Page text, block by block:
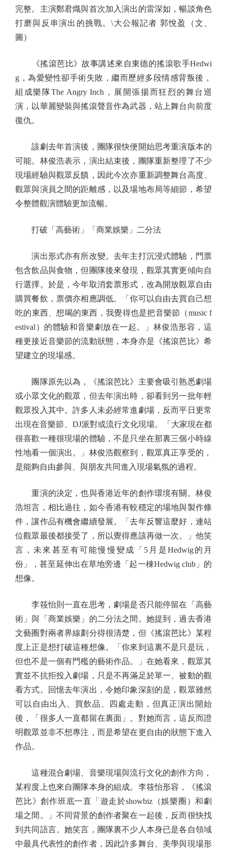
完整。主演鄭君熾與首次加入演出的雷深如，暢談角色
打磨與反串演出的挑戰。\大公報記者 郭悅盈（文、
圖）
《搖滾芭比》故事講述來自東德的搖滾歌手Hedwi
g，為愛變性卻手術失敗，繼而歷經多段情感背叛後，
組成樂隊The Angry Inch，展開張揚而狂烈的舞台巡
演，以華麗變裝與搖滾聲音作為武器，站上舞台向前度
復仇。
該劇去年首演後，團隊很快便開始思考重演版本的
可能。林俊浩表示，演出結束後，團隊重新整理了不少
現場經驗與觀眾反饋，因此今次亦重新調整舞台高度、
觀眾與演員之間的距離感，以及場地布局等細節，希望
令整體觀演體驗更加流暢。
打破「高藝術」「商業娛樂」二分法
演出形式亦有所改變。去年主打沉浸式體驗，門票
包含飲品與食物，但團隊後來發現，觀眾其實更傾向自
行選擇。於是，今年取消套票形式，改為開放觀眾自由
購買餐飲，票價亦相應調低。「你可以自由去買自己想
吃的東西、想喝的東西，我覺得也是把音樂節（music f
estival）的體驗和音樂劇放在一起。」林俊浩形容，這
種更接近音樂節的流動狀態，本身亦是《搖滾芭比》希
望建立的現場感。
團隊原先以為，《搖滾芭比》主要會吸引熟悉劇場
或小眾文化的觀眾，但去年演出時，卻看到另一批年輕
觀眾投入其中。許多人未必經常進劇場，反而平日更常
出現在音樂節、DJ派對或流行文化現場。「大家現在都
很喜歡一種很現場的體驗，不是只坐在那裏三個小時線
性地看一個演出。」林俊浩觀察到，觀眾真正享受的，
是能夠自由參與、與朋友共同進入現場氣氛的過程。
重演的決定，也與香港近年的創作環境有關。林俊
浩坦言，相比過往，如今香港有較穩定的場地與製作條
件，讓作品有機會繼續發展。「去年反響這麼好，連站
位觀眾最後都接受了，所以覺得應該再做一次。」他笑
言，未來甚至有可能慢慢變成「5月是Hedwig的月
份」，甚至延伸出在草地旁邊「起一棟Hedwig club」的
想像。
李筱怡則一直在思考，劇場是否只能停留在「高藝
術」與「商業娛樂」的二分法之間。她提到，過去香港
文藝圈對兩者界線劃分得很清楚，但《搖滾芭比》某程
度上正是想打破這種想像。「你來到這裏不是只是玩，
但也不是一個有門檻的藝術作品。」在她看來，觀眾其
實並不抗拒投入劇場，只是不再滿足於單一、被動的觀
看方式。回憶去年演出，令她印象深刻的是，觀眾雖然
可以自由出入、買飲品、四處走動，但真正演出開始
後，「很多人一直都留在裏面」。對她而言，這反而證
明觀眾並非不想專注，而是希望在更自由的狀態下進入
作品。
這種混合劇場、音樂現場與流行文化的創作方向，
某程度上也來自團隊本身的組成。李筱怡形容，《搖滾
芭比》創作班底一直「遊走於showbiz（娛樂圈）和劇
場之間。」不同背景的創作者聚在一起後，反而很快找
到共同語言。她笑言，團隊裏不少人本身已是各自領域
中最具代表性的創作者，因此許多舞台、美學與現場形